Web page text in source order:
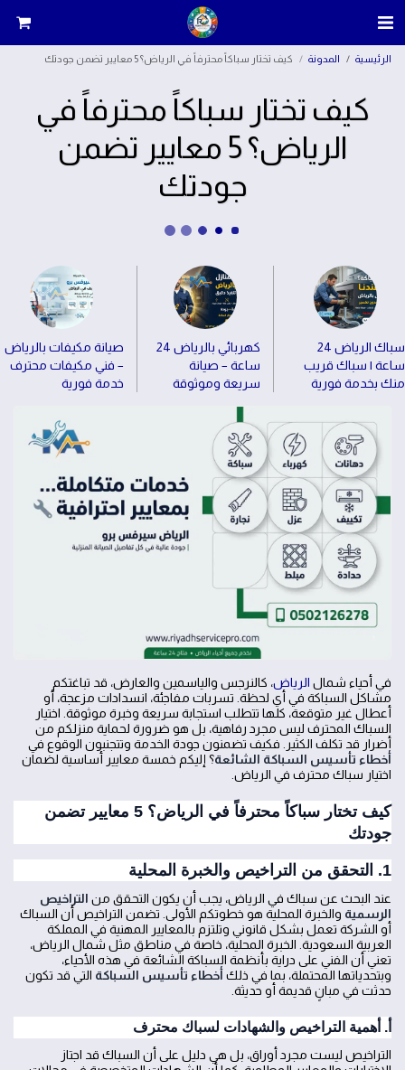
الرئيسية المدونة كيف تختار سباكاً محترفاً في الرياض؟ 5 معايير تضمن جودتك
كيف تختار سباكاً محترفاً في
الرياض؟ 5 معايير تضمن
جودتك
سباك الرياض 24
ساعة | سباك قريب
منك بخدمة فورية
كهربائي بالرياض 24
ساعة – صيانة
سريعة وموثوقة
صيانة مكيفات بالرياض
– فني مكيفات محترف
خدمة فورية
في أحياء شمال الرياض، كالنرجس والياسمين والعارض، قد تباغتكم
مشاكل السباكة في أي لحظة. تسربات مفاجئة، انسدادات مزعجة، أو
أعطال غير متوقعة، كلها تتطلب استجابة سريعة وخبرة موثوقة. اختيار
السباك المحترف ليس مجرد رفاهية، بل هو ضرورة لحماية منزلكم من
أضرار قد تكلف الكثير. فكيف تضمنون جودة الخدمة وتتجنبون الوقوع في
أخطاء تأسيس السباكة الشائعة؟ إليكم خمسة معايير أساسية لضمان
اختيار سباك محترف في الرياض.
كيف تختار سباكاً محترفاً في الرياض؟ 5 معايير تضمن
جودتك
1. التحقق من التراخيص والخبرة المحلية
عند البحث عن سباك في الرياض، يجب أن يكون التحقق من التراخيص
الرسمية والخبرة المحلية هو خطوتكم الأولى. تضمن التراخيص أن السباك
أو الشركة تعمل بشكل قانوني وتلتزم بالمعايير المهنية في المملكة
العربية السعودية. الخبرة المحلية، خاصة في مناطق مثل شمال الرياض،
تعني أن الفني على دراية بأنظمة السباكة الشائعة في هذه الأحياء،
وبتحدياتها المحتملة، بما في ذلكأخطاء تأسيس السباكة التي قد تكون
حدثت في مبانٍ قديمة أو حديثة.
أ. أهمية التراخيص والشهادات لسباك محترف
التراخيص ليست مجرد أوراق، بل هي دليل على أن السباك قد اجتاز